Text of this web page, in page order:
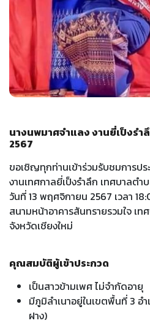
นางนพมาศจำแลง งานยี่เป็งรำ
2567
ขอเชิญทุกท่านเข้าร่วมรับชมการปร
งานเทศกาลยี่เป็งรำลึก เทศบาลตำ
วันที่ 13 พฤศจิกายน 2567 เวลา
สนามหน้าอาคารสันทรายรวมใจ เ
จังหวัดเชียงใหม่
คุณสมบัติผู้เข้าประกวด
เป็นสาวข้ามเพศ ไม่จำกัดอายุ
มีภูมิลำเนาอยู่ในเขตพื้นที่ 3 อ
ฝาง)